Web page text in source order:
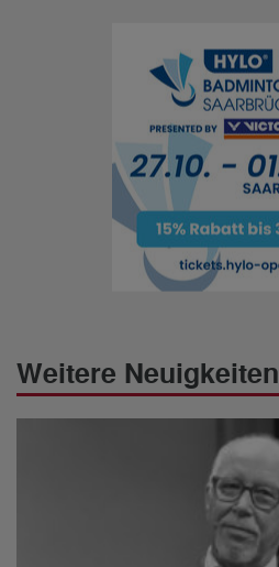
Weitere Neuigkeiten